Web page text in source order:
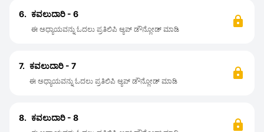
6. ಕವಲುದಾರಿ - 6
ಈ ಅಧ್ಯಾಯವನ್ನು ಓದಲು ಪ್ರತಿಲಿಪಿ ಆ್ಯಪ್ ಡೌನ್ಲೋಡ್ ಮಾಡಿ
7. ಕವಲುದಾರಿ - 7
ಈ ಅಧ್ಯಾಯವನ್ನು ಓದಲು ಪ್ರತಿಲಿಪಿ ಆ್ಯಪ್ ಡೌನ್ಲೋಡ್ ಮಾಡಿ
8. ಕವಲುದಾರಿ - 8